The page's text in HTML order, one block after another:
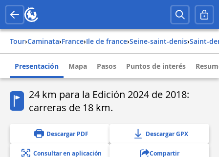
Tour› Caminata› france› ile de france› seine-saint-denis› saint-
Presentación Mapa Pasos Puntos de interés
24 km para la Edición 2024 de 2018:
carreras de 18 km.
Descargar PDF Descargar GPX
Consultar en aplicación Compartir